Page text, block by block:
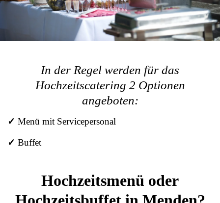
In der Regel werden für das
Hochzeitscatering 2 Optionen
angeboten:
✓ Menü mit Servicepersonal
✓ Buffet
Hochzeitsmenü oder